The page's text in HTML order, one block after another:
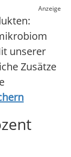
Anzeige
unserer
Zusätze